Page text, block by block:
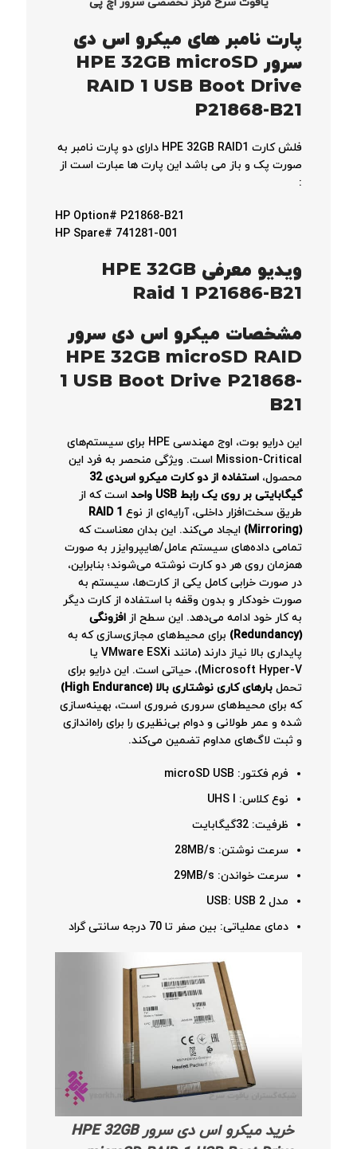
پارت نامبر های میکرو اس دی
سرور HPE 32GB microSD
RAID 1 USB Boot Drive
P21868-B21
فلش کارت HPE 32GB RAID1 دارای دو پارت نامبر به
صورت پک و باز می باشد این پارت ها عبارت است از
:
HP Option# P21868-B21
HP Spare# 741281-001
ویدیو معرفی HPE 32GB
Raid 1 P21686-B21
مشخصات میکرو اس دی سرور
HPE 32GB microSD RAID
1 USB Boot Drive P21868-
B21
این درایو بوت، اوج مهندسی HPE برای سیستم‌های
Mission-Critical است. ویژگی منحصر به فرد این
محصول،
استفاده از دو کارت میکرو اس‌دی 32
گیگابایتی بر روی یک رابط USB واحد
است که از
طریق سخت‌افزار داخلی، آرایه‌ای از نوع RAID 1
(Mirroring) ایجاد می‌کند. این بدان معناست که
تمامی داده‌های سیستم عامل/هایپروایزر به صورت
همزمان روی هر دو کارت نوشته می‌شوند؛ بنابراین،
در صورت خرابی کامل یکی از کارت‌ها، سیستم به
صورت خودکار و بدون وقفه با استفاده از کارت دیگر
به کار خود ادامه می‌دهد. این سطح از افزونگی
(Redundancy)
برای محیط‌های مجازی‌سازی که به
پایداری بالا نیاز دارند (مانند VMware ESXi یا
Microsoft Hyper-V)، حیاتی است. این درایو برای
تحمل بارهای کاری نوشتاری بالا (High Endurance)
که برای محیط‌های سروری ضروری است، بهینه‌سازی
شده و عمر طولانی و دوام بی‌نظیری را برای راه‌اندازی
و ثبت لاگ‌های مداوم تضمین می‌کند.
فرم فکتور: microSD USB
نوع کلاس: UHS I
ظرفیت: 32گیگابایت
سرعت نوشتن: 28MB/s
سرعت خواندن: 29MB/s
مدل USB: USB 2
دمای عملیاتی: بین صفر تا 70 درجه سانتی گراد
خریدمیکرو اس دی سرورHPE 32GB